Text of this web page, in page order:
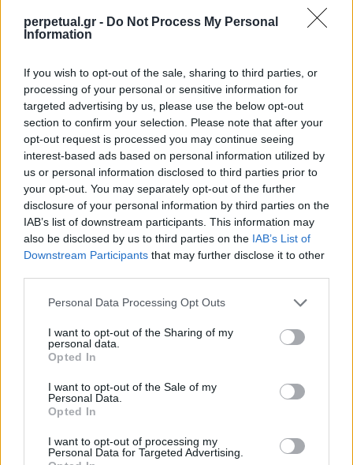
perpetual.gr - Do Not Process My Personal
Information
If you wish to opt-out of the sale, sharing to third parties, or
processing of your personal or sensitive information for
targeted advertising by us, please use the below opt-out
section to confirm your selection. Please note that after your
opt-out request is processed you may continue seeing
interest-based ads based on personal information utilized by
us or personal information disclosed to third parties prior to
your opt-out. You may separately opt-out of the further
disclosure of your personal information by third parties on the
IAB’s list of downstream participants. This information may
also be disclosed by us to third parties on the IAB’s List of
Downstream Participants that may further disclose it to other
Personal Data Processing Opt Outs
I want to opt-out of the Sharing of my
personal data.
Opted In
I want to opt-out of the Sale of my
Personal Data.
Opted In
I want to opt-out of processing my
Personal Data for Targeted Advertising.
Μια φοιτήτρια κάνει unfriend μια περίεργη
συμφοιτήτρια και η “ψηφιακή εκδίκηση” δεν αργεί
να ξεκινήσει. Η ταινία πατά πάνω στον τρόμο της
κοινωνικής απομόνωσης και της εμμονής με τα
likes και τη δημοτικότητα.
6. We’re All Going to the World’s Fair
(2021)